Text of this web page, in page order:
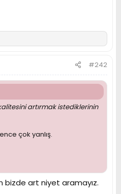
#242
artırmak istediklerinin
çok yanlış.
bizde art niyet aramayız.